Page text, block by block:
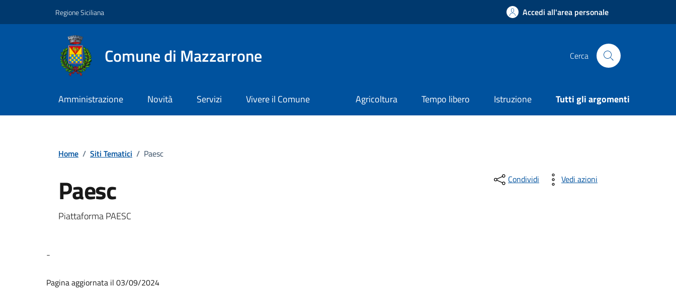
Regione Siciliana Accedi all'area personale
Comune di Mazzarrone Cerca
Amministrazione Novità Servizi Vivere il Comune Agricoltura Tempo libero Istruzione Tutti gli argomenti
Home / Siti Tematici / Paesc
Paesc
Piattaforma PAESC
Condividi Vedi azioni
-
Pagina aggiornata il 03/09/2024